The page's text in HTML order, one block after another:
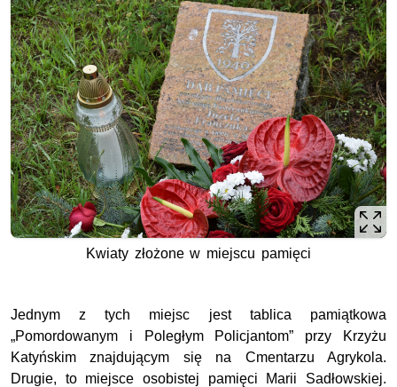
Kwiaty złożone w miejscu pamięci
Jednym z tych miejsc jest tablica pamiątkowa
„Pomordowanym i Poległym Policjantom” przy Krzyżu
Katyńskim znajdującym się na Cmentarzu Agrykola.
Drugie, to miejsce osobistej pamięci Marii Sadłowskiej.